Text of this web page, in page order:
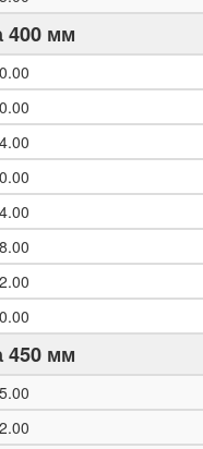
400 мм
450 мм